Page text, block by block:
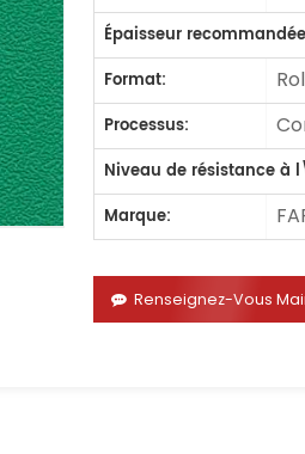
Épaisseur
Format:
Processus:
Niveau de résistance à
Marque:
Renseignez-Vous